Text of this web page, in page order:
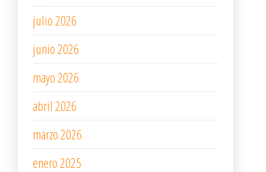
julio 2026
junio 2026
mayo 2026
abril 2026
marzo 2026
enero 2025